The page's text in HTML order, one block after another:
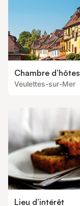
Chambre d’hôtes
Veulettes-sur-Mer
Lieu d’intérêt